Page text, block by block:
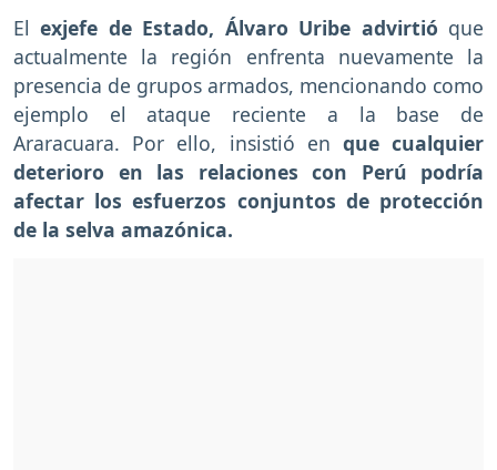
Elexjefe de Estado, Álvaro Uribe advirtió que
actualmente la región enfrenta nuevamente la
presencia de grupos armados, mencionando como
ejemplo el ataque reciente a la base de
Araracuara. Por ello, insistió en que cualquier
deterioro en las relaciones con Perú podría
afectar los esfuerzos conjuntos de protección
de la selva amazónica.